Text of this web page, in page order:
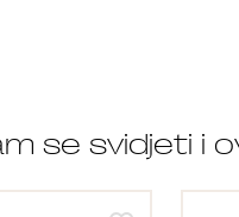
se svidjeti i